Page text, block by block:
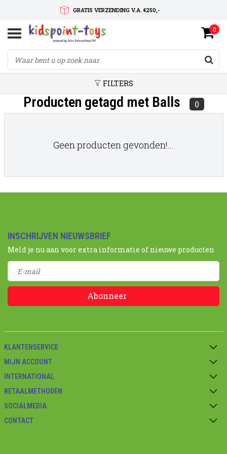
GRATIS VERZENDING V.A. €250,-
SNELLE LEVERTIJD
SERVICE OP MAAT
0
FILTERS
Producten getagd met Balls 0
Geen producten gevonden!...
INSCHRIJVEN NIEUWSBRIEF
Meld je nu aan voor extra informatie of nieuwe producten
Abonneer
KLANTENSERVICE
MIJN ACCOUNT
INTERNATIONAL
BETAALMETHODEN
SOCIALMEDIA
CONTACT